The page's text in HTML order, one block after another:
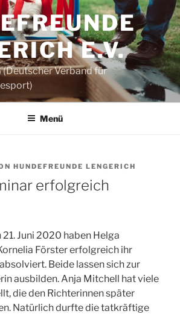
E.V.
(Deutscher Verband für
Menü
HUNDEFREUNDE LENGERICH
erfolgreich
Juni 2020 haben Helga
Förster erfolgreich ihr
Beide lassen sich zur
ausbilden. Anja Mitchell hat viele
die den Richterinnen später
Natürlich durfte die tatkräftige